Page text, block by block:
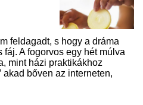
feldagadt, s hogy a dráma
A fogorvos egy hét múlva
mint házi praktikákhoz
akad bőven az interneten,